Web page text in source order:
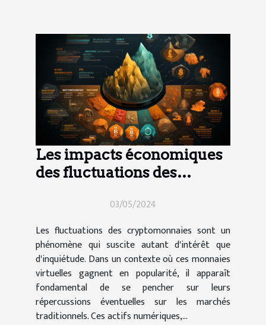
Les impacts économiques
des fluctuations des
marchés traditionnels
03/05/2024
Les fluctuations des cryptomonnaies sont un
phénomène qui suscite autant d'intérêt que
d'inquiétude. Dans un contexte où ces monnaies
virtuelles gagnent en popularité, il apparaît
fondamental de se pencher sur leurs
répercussions éventuelles sur les marchés
traditionnels. Ces actifs numériques,...